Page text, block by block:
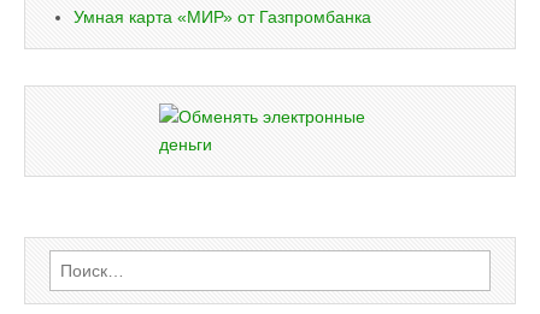
Умная карта «МИР» от Газпромбанка
Найти: